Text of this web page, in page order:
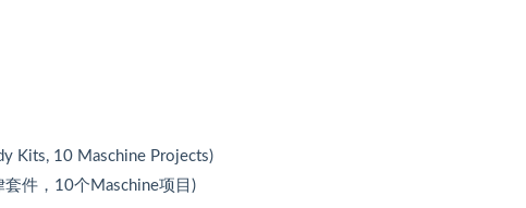
Kits, 10 Maschine Projects)
件，10个Maschine项目)